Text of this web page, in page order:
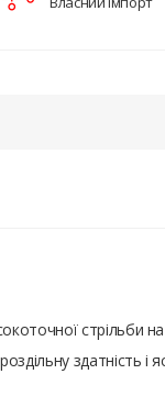
стрільби
здатність і